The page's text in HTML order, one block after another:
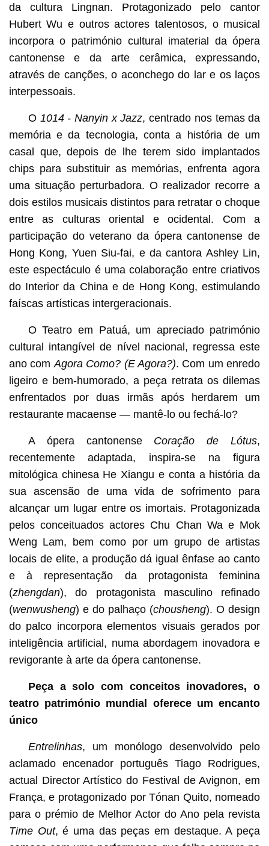
da cultura Lingnan. Protagonizado pelo cantor
Hubert Wu e outros actores talentosos, o musical
incorpora o património cultural imaterial da ópera
cantonense e da arte cerâmica, expressando,
através de canções, o aconchego do lar e os laços
interpessoais.
O 1014 - Nanyin x Jazz, centrado nos temas da
memória e da tecnologia, conta a história de um
casal que, depois de lhe terem sido implantados
chips para substituir as memórias, enfrenta agora
uma situação perturbadora. O realizador recorre a
dois estilos musicais distintos para retratar o choque
entre as culturas oriental e ocidental. Com a
participação do veterano da ópera cantonense de
Hong Kong, Yuen Siu-fai, e da cantora Ashley Lin,
este espectáculo é uma colaboração entre criativos
do Interior da China e de Hong Kong, estimulando
faíscas artísticas intergeracionais.
O Teatro em Patuá, um apreciado património
cultural intangível de nível nacional, regressa este
ano com Agora Como? (E Agora?). Com um enredo
ligeiro e bem-humorado, a peça retrata os dilemas
enfrentados por duas irmãs após herdarem um
restaurante macaense — mantê-lo ou fechá-lo?
A ópera cantonense Coração de Lótus,
recentemente adaptada, inspira-se na figura
mitológica chinesa He Xiangu e conta a história da
sua ascensão de uma vida de sofrimento para
alcançar um lugar entre os imortais. Protagonizada
pelos conceituados actores Chu Chan Wa e Mok
Weng Lam, bem como por um grupo de artistas
locais de elite, a produção dá igual ênfase ao canto
e à representação da protagonista feminina
(zhengdan), do protagonista masculino refinado
(wenwusheng) e do palhaço (chousheng). O design
do palco incorpora elementos visuais gerados por
inteligência artificial, numa abordagem inovadora e
revigorante à arte da ópera cantonense.
Peça a solo com conceitos inovadores, o
teatro património mundial oferece um encanto
único
Entrelinhas, um monólogo desenvolvido pelo
aclamado encenador português Tiago Rodrigues,
actual Director Artístico do Festival de Avignon, em
França, e protagonizado por Tónan Quito, nomeado
para o prémio de Melhor Actor do Ano pela revista
Time Out, é uma das peças em destaque. A peça